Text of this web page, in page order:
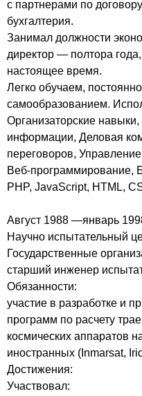
с партнерами по
бухгалтерия.
Занимал должности
директор — полтора
настоящее время.
Легко обучаем,
самообразованием.
Организаторские
информации, Деловая
переговоров,
Веб-программирование,
PHP, JavaScript, HTML,
Август 1988 —январь
Научно испытательный
Государственные
старший инженер
Обязанности:
участие в разработке и
программ по расчету
космических аппаратов
иностранных (Inmarsat,
Достижения:
Участвовал: